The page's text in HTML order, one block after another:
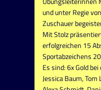
und unter Regie
Zuschauer
Mit Stolz
erfolgreichen 15
Sportabzeichens
Es sind: 6x Gold
Jessica Baum,